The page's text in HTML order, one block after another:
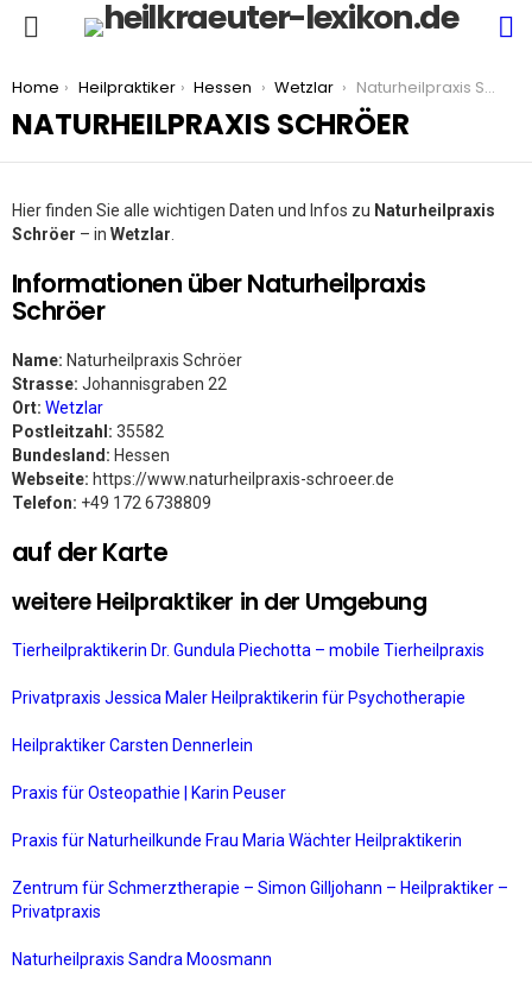
You are here:
Home Heilpraktiker Hessen Wetzlar Naturheilpraxis Schröer
NATURHEILPRAXIS SCHRÖER
Hier finden Sie alle wichtigen Daten und Infos zu Naturheilpraxis
Schröer – in Wetzlar
Informationen über Naturheilpraxis
Schröer
Name: Naturheilpraxis Schröer
Strasse: Johannisgraben 22
Ort: Wetzlar
Postleitzahl: 35582
Bundesland: Hessen
Webseite: https://www.naturheilpraxis-schroeer.de
Telefon: +49 172 6738809
auf der Karte
weitere Heilpraktiker in der Umgebung
Tierheilpraktikerin Dr. Gundula Piechotta – mobile Tierheilpraxis
Privatpraxis Jessica Maler Heilpraktikerin für Psychotherapie
Heilpraktiker Carsten Dennerlein
Praxis für Osteopathie | Karin Peuser
Praxis für Naturheilkunde Frau Maria Wächter Heilpraktikerin
Zentrum für Schmerztherapie – Simon Gilljohann – Heilpraktiker –
Privatpraxis
Naturheilpraxis Sandra Moosmann